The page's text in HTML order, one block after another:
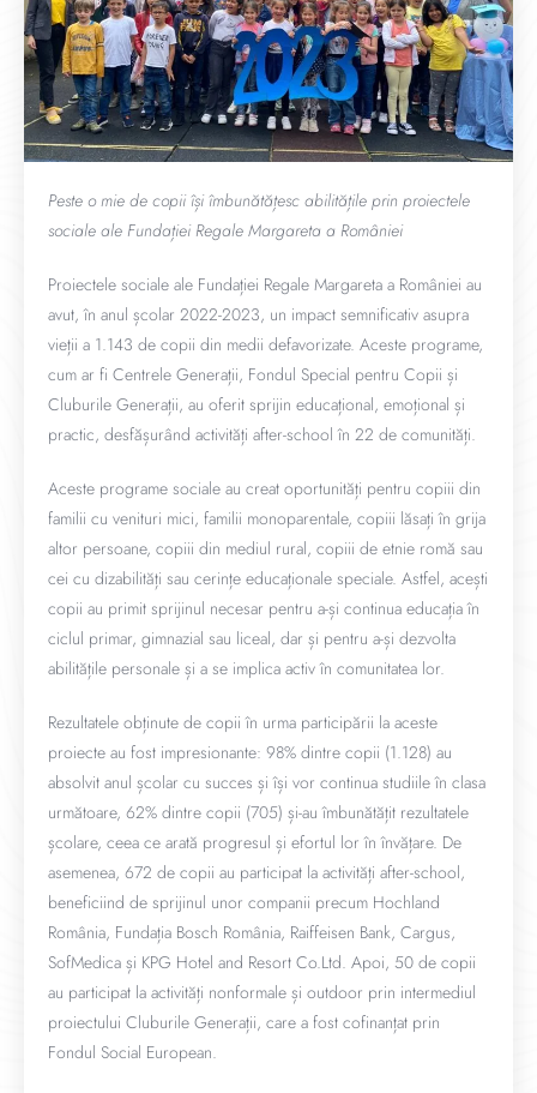
Peste o mie de copii își îmbunătățesc abilitățile prin proiectele
sociale ale Fundației Regale Margareta a României
Proiectele sociale ale Fundației Regale Margareta a României au
avut, în anul școlar 2022-2023, un impact semnificativ asupra
vieții a 1.143 de copii din medii defavorizate. Aceste programe,
cum ar fi Centrele Generații, Fondul Special pentru Copii și
Cluburile Generații, au oferit sprijin educațional, emoțional și
practic, desfășurând activități after-school în 22 de comunități.
Aceste programe sociale au creat oportunități pentru copiii din
familii cu venituri mici, familii monoparentale, copiii lăsați în grija
altor persoane, copiii din mediul rural, copiii de etnie romă sau
cei cu dizabilități sau cerințe educaționale speciale. Astfel, acești
copii au primit sprijinul necesar pentru a-și continua educația în
ciclul primar, gimnazial sau liceal, dar și pentru a-și dezvolta
abilitățile personale și a se implica activ în comunitatea lor.
Rezultatele obținute de copii în urma participării la aceste
proiecte au fost impresionante: 98% dintre copii (1.128) au
absolvit anul școlar cu succes și își vor continua studiile în clasa
următoare, 62% dintre copii (705) și-au îmbunătățit rezultatele
școlare, ceea ce arată progresul și efortul lor în învățare. De
asemenea, 672 de copii au participat la activități after-school,
beneficiind de sprijinul unor companii precum Hochland
România, Fundația Bosch România, Raiffeisen Bank, Cargus,
SofMedica și KPG Hotel and Resort Co.Ltd. Apoi, 50 de copii
au participat la activități nonformale și outdoor prin intermediul
proiectului Cluburile Generații, care a fost cofinanțat prin
Fondul Social European.